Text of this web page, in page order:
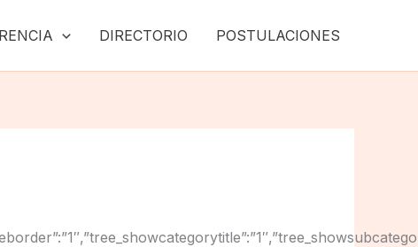
DIRECTORIO POSTULACIONES